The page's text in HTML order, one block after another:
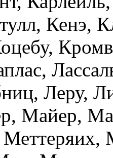
Кенэ,
Леру,
Майер,